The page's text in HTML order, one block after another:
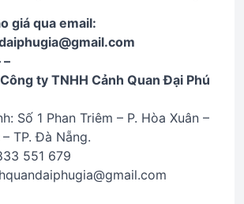
giá qua email:
–
ty TNHH Cảnh Quan Đại Phú
Số 1 Phan Triêm – P. Hòa Xuân –
TP. Đà Nẵng.
551 679